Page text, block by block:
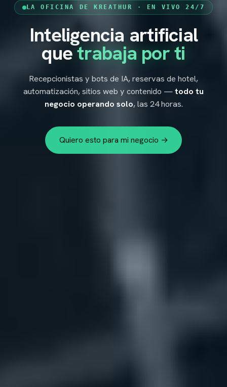
LA OFICINA DE KREATHUR · EN VIVO 24/7
Inteligencia artificial
quetrabaja por ti
Recepcionistas y bots de IA, reservas de hotel,
automatización, sitios web y contenido —todo tu
negocio operando solo, las 24 horas.
Quiero esto para mi negocio →
KREATHUR ES▾